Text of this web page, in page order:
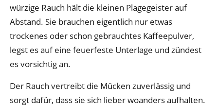
würzige Rauch hält die kleinen Plagegeister auf
Abstand. Sie brauchen eigentlich nur etwas
trockenes oder schon gebrauchtes Kaffeepulver,
legst es auf eine feuerfeste Unterlage und zündest
es vorsichtig an.
Der Rauch vertreibt die Mücken zuverlässig und
sorgt dafür, dass sie sich lieber woanders aufhalten.